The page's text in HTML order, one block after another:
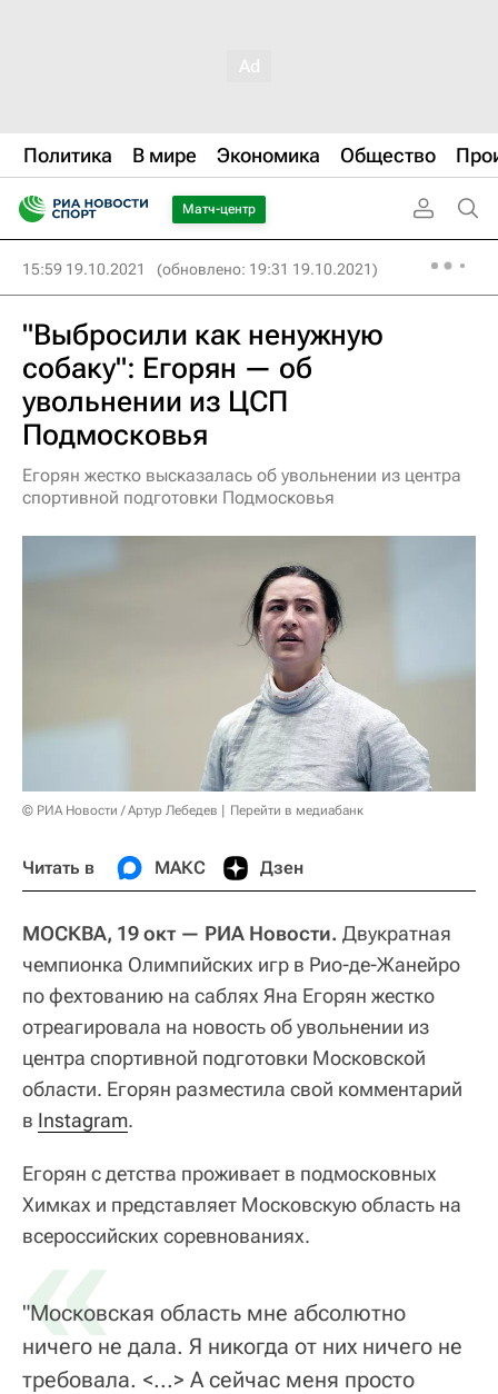
Политика В мире Экономика Общество
Матч-центр
15:59 19.10.2021 (обновлено: 19:31 19.10.2021)
"Выбросили как ненужную
собаку": Егорян — об
увольнении из ЦСП
Подмосковья
Егорян жестко высказалась об увольнении из центра
спортивной подготовки Подмосковья
© РИА Новости / Артур Лебедев Перейти в медиабанк
Читать в МАКС Дзен
МОСКВА, 19 окт — РИА Новости. Двукратная
чемпионка Олимпийских игр в Рио-де-Жанейро
по фехтованию на саблях Яна Егорян жестко
отреагировала на новость об увольнении из
центра спортивной подготовки Московской
области. Егорян разместила свой комментарий
в Instagram.
Егорян с детства проживает в подмосковных
Химках и представляет Московскую область на
всероссийских соревнованиях.
«
"Московская область мне абсолютно
ничего не дала. Я никогда от них ничего не
требовала. <...> А сейчас меня просто